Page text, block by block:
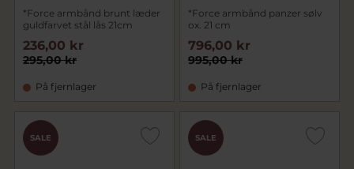
*Force armbånd brunt læder
guldfarvet stål lås 21cm
295,00 kr
236,00 kr
På fjernlager
*Force armbånd panzer sølv
ox. 21 cm
995,00 kr
796,00 kr
På fjernlager
SALE SALE